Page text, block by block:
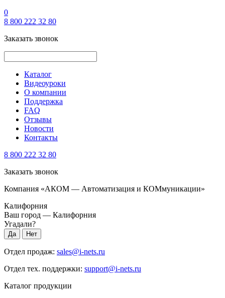
0
8 800 222 32 80
Заказать звонок
Каталог
Видеоуроки
О компании
Поддержка
FAQ
Отзывы
Новости
Контакты
8 800 222 32 80
Заказать звонок
Компания «АКОМ — Автоматизация и КОМмуникации»
Калифорния
Ваш город — Калифорния
Угадали?
Отдел продаж: sales@i-nets.ru
Отдел тех. поддержки: support@i-nets.ru
Каталог продукции